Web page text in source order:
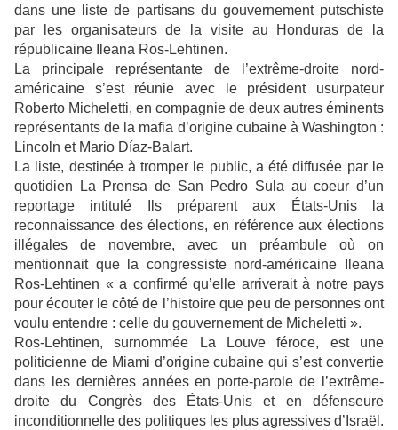
dans une liste de partisans du gouvernement putschiste
par les organisateurs de la visite au Honduras de la
républicaine Ileana Ros-Lehtinen.
La principale représentante de l’extrême-droite nord-
américaine s’est réunie avec le président usurpateur
Roberto Micheletti, en compagnie de deux autres éminents
représentants de la mafia d’origine cubaine à Washington :
Lincoln et Mario Díaz-Balart.
La liste, destinée à tromper le public, a été diffusée par le
quotidien La Prensa de San Pedro Sula au coeur d’un
reportage intitulé Ils préparent aux États-Unis la
reconnaissance des élections, en référence aux élections
illégales de novembre, avec un préambule où on
mentionnait que la congressiste nord-américaine Ileana
Ros-Lehtinen « a confirmé qu’elle arriverait à notre pays
pour écouter le côté de l’histoire que peu de personnes ont
voulu entendre : celle du gouvernement de Micheletti ».
Ros-Lehtinen, surnommée La Louve féroce, est une
politicienne de Miami d’origine cubaine qui s’est convertie
dans les dernières années en porte-parole de l’extrême-
droite du Congrès des États-Unis et en défenseure
inconditionnelle des politiques les plus agressives d’Israël.